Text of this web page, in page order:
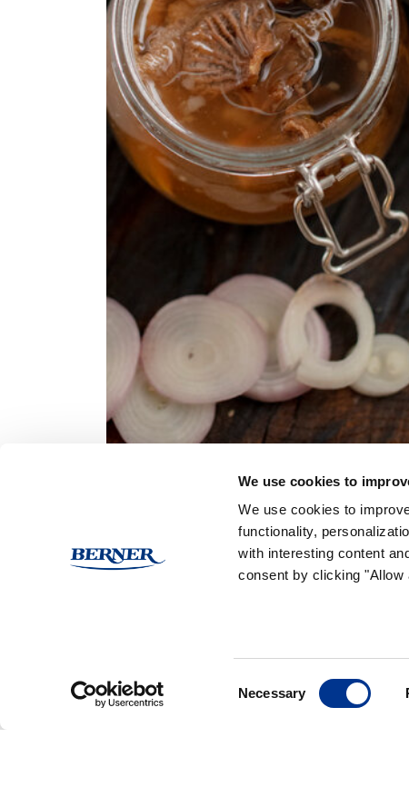
We use cookies to
We use cookies to
functionality,
with interesting content
consent by clicking "Allow
Necessary
(Ei arvioita)